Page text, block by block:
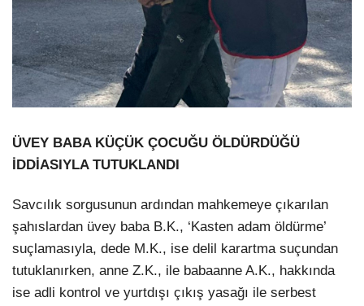
ÜVEY BABA KÜÇÜK ÇOCUĞU ÖLDÜRDÜĞÜ
İDDİASIYLA TUTUKLANDI
Savcılık sorgusunun ardından mahkemeye çıkarılan
şahıslardan üvey baba B.K., ‘Kasten adam öldürme’
suçlamasıyla, dede M.K., ise delil karartma suçundan
tutuklanırken, anne Z.K., ile babaanne A.K., hakkında
ise adli kontrol ve yurtdışı çıkış yasağı ile serbest